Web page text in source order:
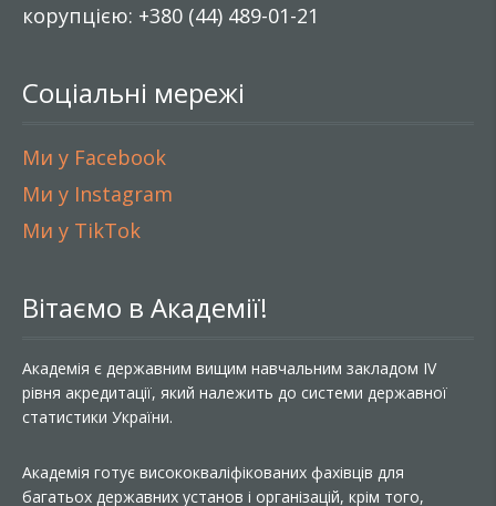
корупцією: +380 (44) 489-01-21
Соціальні мережі
Ми у Facebook
Ми у Instagram
Ми у TikTok
Вітаємо в Академії!
Академія є державним вищим навчальним закладом IV
рівня акредитації, який належить до системи державної
статистики України.
Академія готує висококваліфікованих фахівців для
багатьох державних установ і організацій, крім того,